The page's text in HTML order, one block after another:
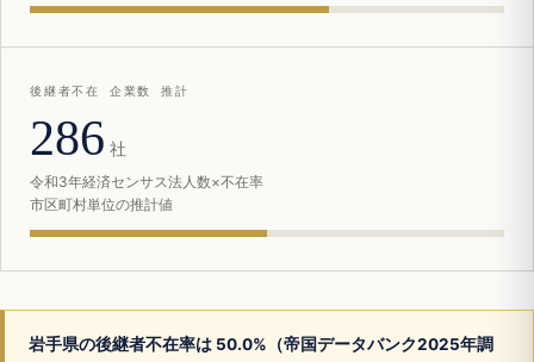
後継者不在 企業数 推計
286 社
令和3年経済センサス法人数×不在率
市区町村単位の推計値
岩手県の後継者不在率は 50.0%（帝国データバンク2025年調